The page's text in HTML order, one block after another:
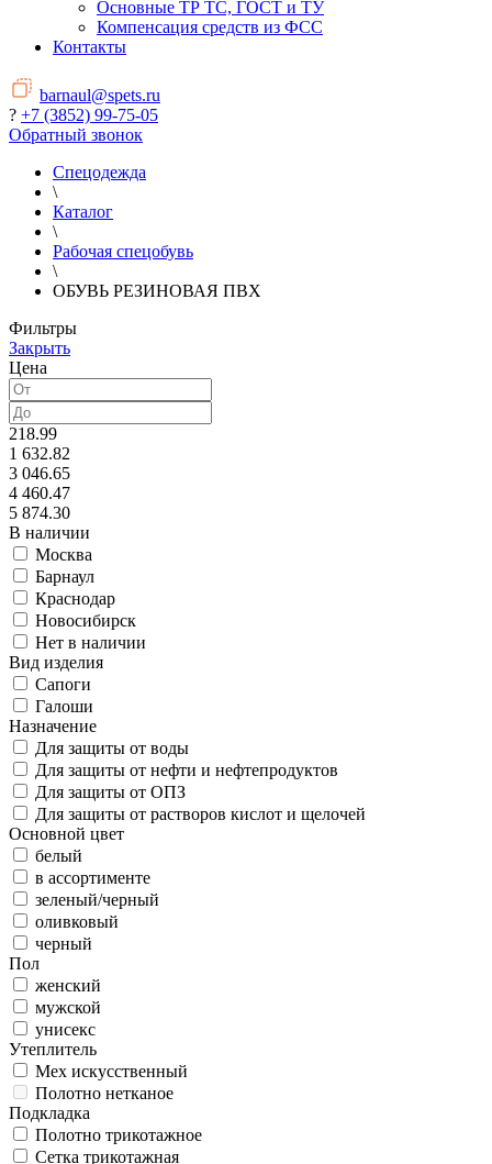
Основные ТР ТС, ГОСТ и ТУ
Компенсация средств из ФСС
Контакты
barnaul@spets.ru
? +7 (3852) 99-75-05
Обратный звонок
Спецодежда
\
Каталог
\
Рабочая спецобувь
\
ОБУВЬ РЕЗИНОВАЯ ПВХ
Фильтры
Закрыть
Цена
218.99
1 632.82
3 046.65
4 460.47
5 874.30
В наличии
Москва
Барнаул
Краснодар
Новосибирск
Нет в наличии
Вид изделия
Сапоги
Галоши
Назначение
Для защиты от воды
Для защиты от нефти и нефтепродуктов
Для защиты от ОПЗ
Для защиты от растворов кислот и щелочей
Основной цвет
белый
в ассортименте
зеленый/черный
оливковый
черный
Пол
женский
мужской
унисекс
Утеплитель
Мех искусственный
Полотно нетканое
Подкладка
Полотно трикотажное
Сетка трикотажная